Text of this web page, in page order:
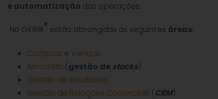
e automatização das operações.
No GERIR® estão abrangidas as seguintes áreas:
Compras e Vendas
Armazém (gestão de stocks)
Gestão de Entidades
Gestão de Relações Comerciais (CRM)